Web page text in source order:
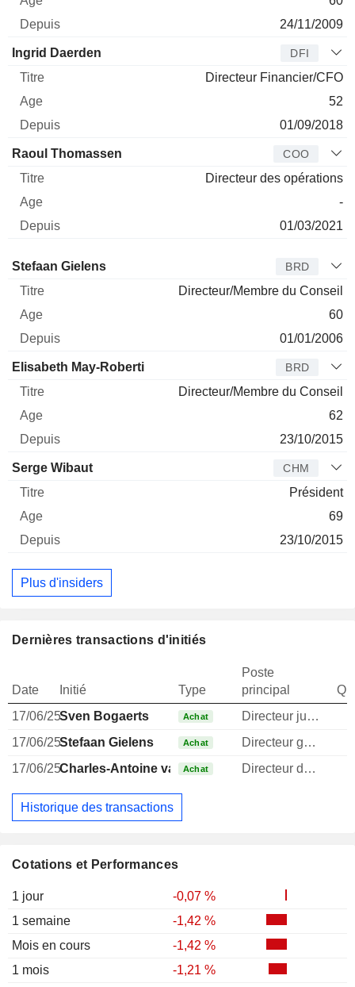
Cotations et Performances
1 jour
-0,07 %
1 semaine
-1,42 %
Mois en cours
-1,42 %
1 mois
-1,21 %
24/11/2009
Ingrid Daerden DFI
Directeur Financier/CFO
52
01/09/2018
Raoul Thomassen COO
Directeur des opérations
-
01/03/2021
Administrateur Titre
Stefaan Gielens BRD
Directeur/Membre du Conseil
60
01/01/2006
Elisabeth May-Roberti BRD
Directeur/Membre du Conseil
62
23/10/2015
Serge Wibaut CHM
Président
69
23/10/2015
Plus d'insiders
Dernières transactions d'initiés
Date Initié Type
Poste
principal
17/06/25Sven Bogaerts Achat Directeur juridique
17/06/25Stefaan Gielens Achat Directeur general
17/06/25Charles-Antoine van Aelst
Achat Directeur des investissements
Historique des transactions